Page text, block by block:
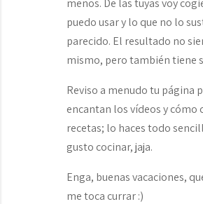
menos. De las tuyas voy
puedo usar y lo que no lo
parecido. El resultado no
mismo, pero también tiene
Reviso a menudo tu página
encantan los vídeos y cómo
recetas; lo haces todo
gusto cocinar, jaja.
Enga, buenas vacaciones,
me toca currar :)